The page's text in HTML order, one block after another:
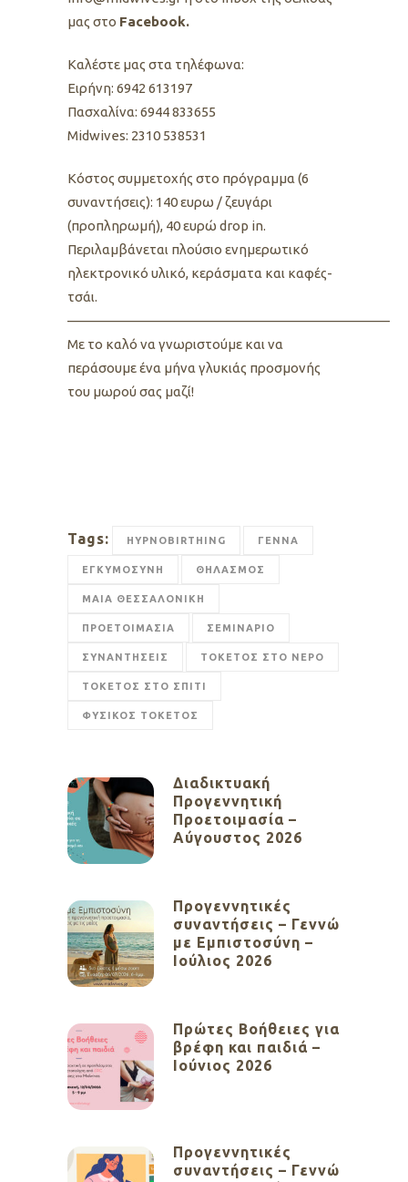
μας στο Facebook.
Καλέστε μας στα τηλέφωνα:
Ειρήνη: 6942 613197
Πασχαλίνα: 6944 833655
Midwives: 2310 538531
Kόστος συμμετοχής στο πρόγραμμα (6
συναντήσεις): 140 ευρω / ζευγάρι
(προπληρωμή), 40 ευρώ drop in.
Περιλαμβάνεται πλούσιο ενημερωτικό
ηλεκτρονικό υλικό, κεράσματα και καφές-
τσάι.
—————————————————————————
Με το καλό να γνωριστούμε και να
περάσουμε ένα μήνα γλυκιάς προσμονής
του μωρού σας μαζί!
Tags: HYPNOBIRTHING ΓΕΝΝΑ
ΕΓΚΥΜΟΣΥΝΗ ΘΗΛΑΣΜΟΣ
ΜΑΙΑ ΘΕΣΣΑΛΟΝΙΚΗ
ΠΡΟΕΤΟΙΜΑΣΙΑ ΣΕΜΙΝΑΡΙΟ
ΣΥΝΑΝΤΗΣΕΙΣ ΤΟΚΕΤΟΣ ΣΤΟ ΝΕΡΟ
ΤΟΚΕΤΟΣ ΣΤΟ ΣΠΙΤΙ
ΦΥΣΙΚΟΣ ΤΟΚΕΤΟΣ
Διαδικτυακή
Προγεννητική
Προετοιμασία –
Αύγουστος 2026
Προγεννητικές
συναντήσεις – Γεννώ
με Εμπιστοσύνη –
Ιούλιος 2026
Πρώτες Βοήθειες για
βρέφη και παιδιά –
Ιούνιος 2026
Προγεννητικές
συναντήσεις – Γεννώ